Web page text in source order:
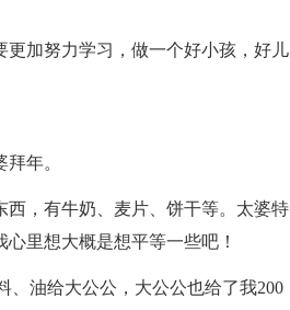
加努力学习，做一个好小孩，好儿
年。
，有牛奶、麦片、饼干等。太婆特
里想大概是想平等一些吧！
油给大公公，大公公也给了我200